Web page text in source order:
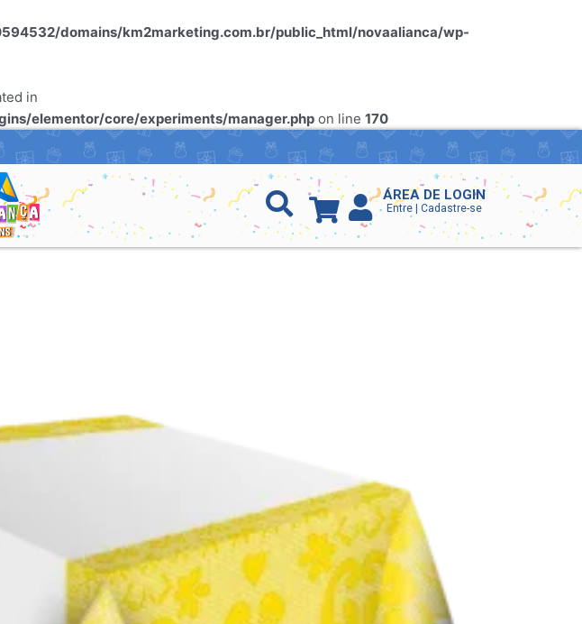
domains/km2marketing.com.br/public_html/novaalianca/wp-
in
elementor/core/experiments/manager.php on line 170
ÁREA DE LOGIN
Entre | Cadastre-se